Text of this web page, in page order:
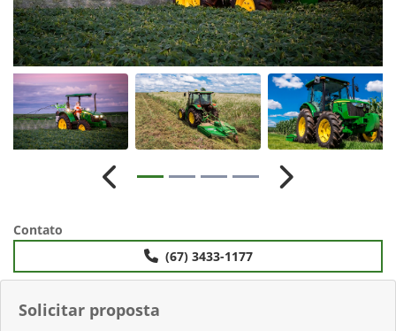
Solicitar proposta
Anterior Próximo
Contato
(67) 3433-1177